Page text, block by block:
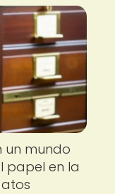
un mundo
papel en la